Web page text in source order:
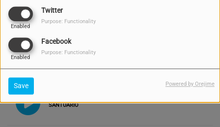
Twitter
Enabled
Purpose: Functionality
Facebook
Enabled
Purpose: Functionality
Save Powered by Orejime
PART 31- PROVISHON DI DIOS PA SER-HUMANO ATRAVES DI
SANTUARIO